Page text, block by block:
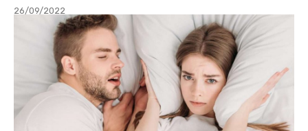
26/09/2022